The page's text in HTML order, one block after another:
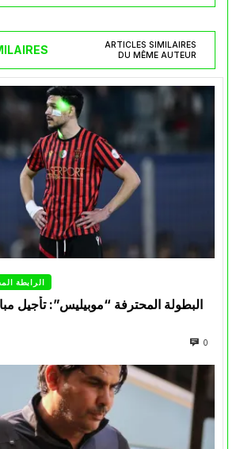
ARTICLES SIMILAIRES
DU MÊME AUTEUR
الرابطة
البطولة المحترفة “موبيليس”: تأجيل
0